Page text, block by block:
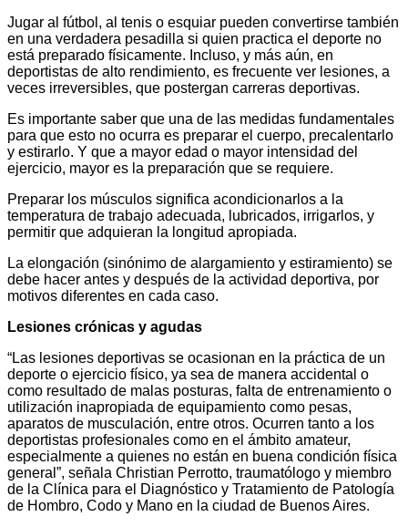
Jugar al fútbol, al tenis o esquiar pueden convertirse también
en una verdadera pesadilla si quien practica el deporte no
está preparado físicamente. Incluso, y más aún, en
deportistas de alto rendimiento, es frecuente ver lesiones, a
veces irreversibles, que postergan carreras deportivas.
Es importante saber que una de las medidas fundamentales
para que esto no ocurra es preparar el cuerpo, precalentarlo
y estirarlo. Y que a mayor edad o mayor intensidad del
ejercicio, mayor es la preparación que se requiere.
Preparar los músculos significa acondicionarlos a la
temperatura de trabajo adecuada, lubricados, irrigarlos, y
permitir que adquieran la longitud apropiada.
La elongación (sinónimo de alargamiento y estiramiento) se
debe hacer antes y después de la actividad deportiva, por
motivos diferentes en cada caso.
Lesiones crónicas y agudas
“Las lesiones deportivas se ocasionan en la práctica de un
deporte o ejercicio físico, ya sea de manera accidental o
como resultado de malas posturas, falta de entrenamiento o
utilización inapropiada de equipamiento como pesas,
aparatos de musculación, entre otros. Ocurren tanto a los
deportistas profesionales como en el ámbito amateur,
especialmente a quienes no están en buena condición física
general”, señala Christian Perrotto, traumatólogo y miembro
de la Clínica para el Diagnóstico y Tratamiento de Patología
de Hombro, Codo y Mano en la ciudad de Buenos Aires.